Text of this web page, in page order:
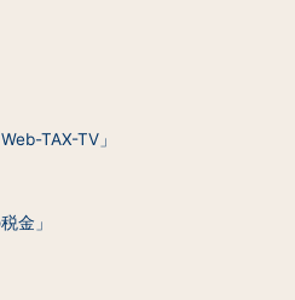
TAX-TV」
金」